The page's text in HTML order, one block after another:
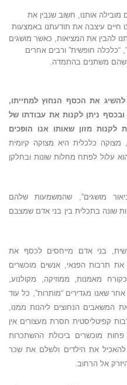
אותנו, חשוב שנבין את
חיים עיצבה את תודעתנו באמצעות
להבין את המציאות, כאשר מושגים
“כלכלה חופשית” ורבים אחרים
שהם משתנים בהתמדה.
את הכסף הנחוץ למחייתו,
ניתן לקנות את עבודתו של
מזון שאותו אנו הופכים
מצוקה כלכלית היא מצוקה קיומית
עלול לפתח מחלות שונות ובחלקן
מושגים”, שהמשמעות שלהם
שונה בתכלית בין בני אדם שמצבם
בני אדם מייחסים לכסף את
תרבות הפנאי, אנשים מוכשרים
מאמנות, ממוזיקה, מקולנוע,
שאנו מגדירים “מותרות”, כל עוד
הנחוצים ליהנות ממנו,
קפיטליסטית חסרת מעצורים אין
פחות מוכשרים ביכולת ההשתכרות
להאכיל את הילדים ולשלם את שכר
אל הרחוב.